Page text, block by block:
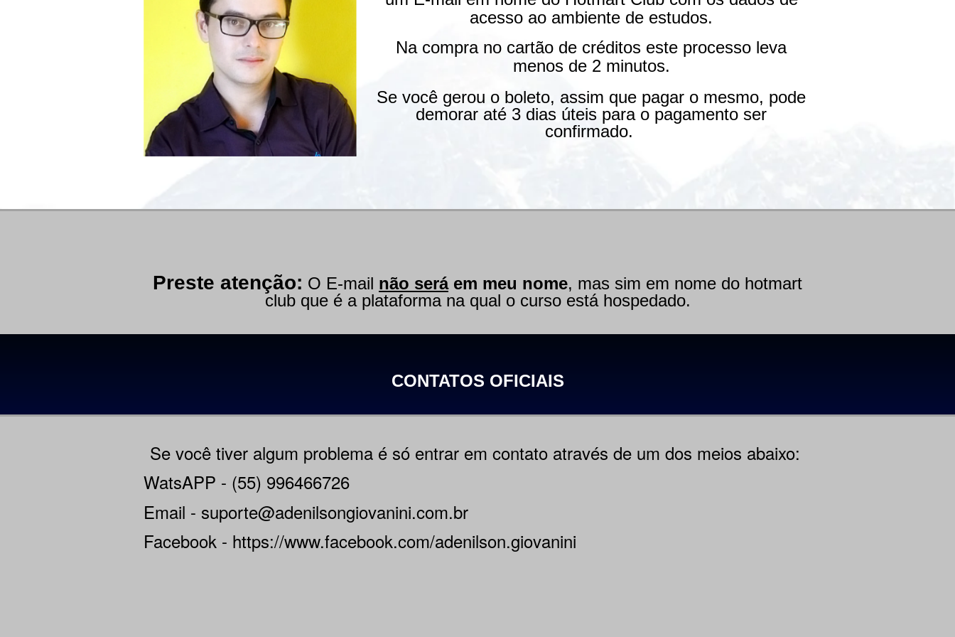
acesso ao ambiente de estudos.
Na compra no cartão de créditos este processo leva
menos de 2 minutos.
Se você gerou o boleto, assim que pagar o mesmo, pode
demorar até 3 dias úteis para o pagamento ser
confirmado.
Preste atenção: O E-mail não seráem meu nome, mas sim em nome do hotmart
club que é a plataforma na qual o curso está hospedado.
CONTATOS OFICIAIS
Se você tiver algum problema é só entrar em contato através de um dos meios abaixo:
WatsAPP - (55) 996466726
Email - suporte@adenilsongiovanini.com.br
Facebook - https://www.facebook.com/adenilson.giovanini